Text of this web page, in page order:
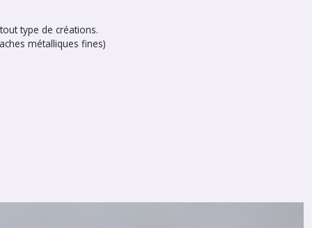
type de créations.
métalliques fines)